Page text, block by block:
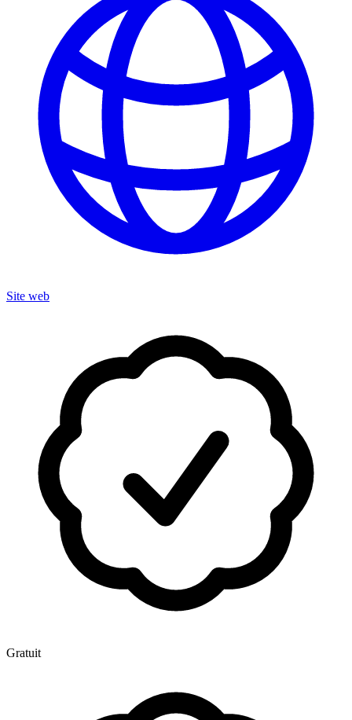
Site web
Gratuit